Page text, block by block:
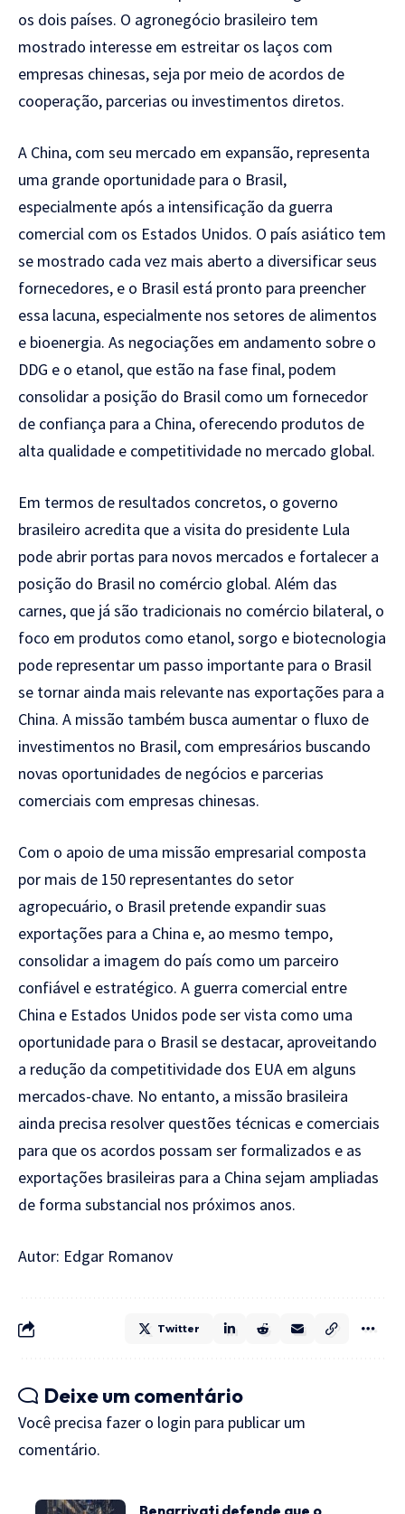
os dois países. O agronegócio brasileiro tem
mostrado interesse em estreitar os laços com
empresas chinesas, seja por meio de acordos de
cooperação, parcerias ou investimentos diretos.
A China, com seu mercado em expansão, representa
uma grande oportunidade para o Brasil,
especialmente após a intensificação da guerra
comercial com os Estados Unidos. O país asiático tem
se mostrado cada vez mais aberto a diversificar seus
fornecedores, e o Brasil está pronto para preencher
essa lacuna, especialmente nos setores de alimentos
e bioenergia. As negociações em andamento sobre o
DDG e o etanol, que estão na fase final, podem
consolidar a posição do Brasil como um fornecedor
de confiança para a China, oferecendo produtos de
alta qualidade e competitividade no mercado global.
Em termos de resultados concretos, o governo
brasileiro acredita que a visita do presidente Lula
pode abrir portas para novos mercados e fortalecer a
posição do Brasil no comércio global. Além das
carnes, que já são tradicionais no comércio bilateral, o
foco em produtos como etanol, sorgo e biotecnologia
pode representar um passo importante para o Brasil
se tornar ainda mais relevante nas exportações para a
China. A missão também busca aumentar o fluxo de
investimentos no Brasil, com empresários buscando
novas oportunidades de negócios e parcerias
comerciais com empresas chinesas.
Com o apoio de uma missão empresarial composta
por mais de 150 representantes do setor
agropecuário, o Brasil pretende expandir suas
exportações para a China e, ao mesmo tempo,
consolidar a imagem do país como um parceiro
confiável e estratégico. A guerra comercial entre
China e Estados Unidos pode ser vista como uma
oportunidade para o Brasil se destacar, aproveitando
a redução da competitividade dos EUA em alguns
mercados-chave. No entanto, a missão brasileira
ainda precisa resolver questões técnicas e comerciais
para que os acordos possam ser formalizados e as
exportações brasileiras para a China sejam ampliadas
de forma substancial nos próximos anos.
Autor: Edgar Romanov
Twitter
Deixe um comentário
Você precisa fazer o login para publicar um
comentário.
Benarrivati defende que o